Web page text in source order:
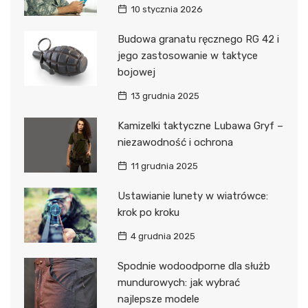
10 stycznia 2026
Budowa granatu ręcznego RG 42 i
jego zastosowanie w taktyce
bojowej
13 grudnia 2025
Kamizelki taktyczne Lubawa Gryf –
niezawodność i ochrona
11 grudnia 2025
Ustawianie lunety w wiatrówce:
krok po kroku
4 grudnia 2025
Spodnie wodoodporne dla służb
mundurowych: jak wybrać
najlepsze modele